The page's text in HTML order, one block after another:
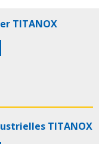
TITANOX
TITANOX